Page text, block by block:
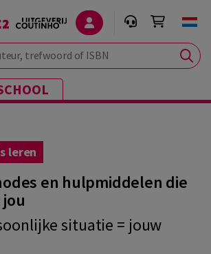
trefwoord of ISBN
leren
en hulpmiddelen die
situatie = jouw